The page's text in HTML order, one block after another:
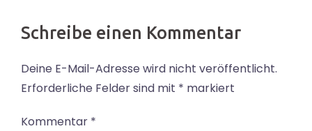
Schreibe einen Kommentar
Deine E-Mail-Adresse wird nicht veröffentlicht.
Erforderliche Felder sind mit * markiert
Kommentar *